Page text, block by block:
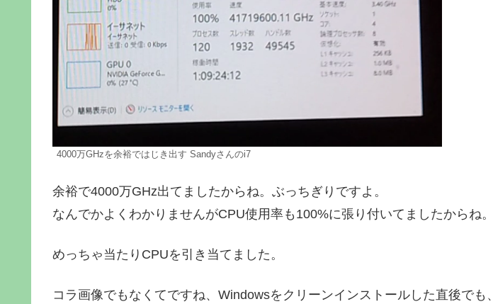
4000万GHzを余裕ではじき出す Sandyさんのi7
余裕で4000万GHz出てましたからね。ぶっちぎりですよ。
なんでかよくわかりませんがCPU使用率も100%に張り付いてましたからね。
めっちゃ当たりCPUを引き当てました。
コラ画像でもなくてですね、Windowsをクリーンインストールした直後でも、